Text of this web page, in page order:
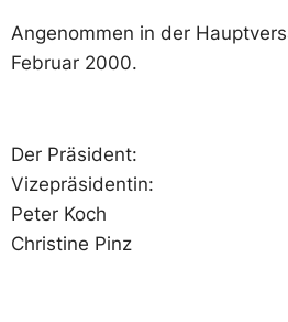
Angenommen in der
Februar 2000.
Der
Vizepräsidentin:
Peter
Christine Pinz